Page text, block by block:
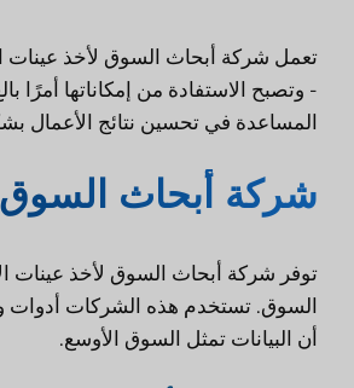
تعمل شركة أبحاث السوق لأخذ عينات
- وتصبح الاستفادة من إمكاناتها
المساعدة في تحسين نتائج الأعمال
شركة أبحاث السوق
توفر شركة أبحاث السوق لأخذ عينات
السوق. تستخدم هذه الشركات أدوات
أن البيانات تمثل السوق الأوسع.